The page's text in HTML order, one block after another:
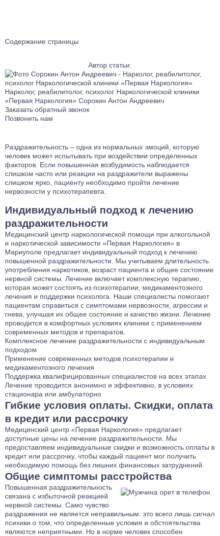
Лечение бессонницы
Лечение лунатизма
Лечение нервных тиков
Лечение аутоагрессии
Лечение анозогнозии
Лечение канцерофобии
Лечение мании величия
Лечение орторексии
Лечение парафилий
Психиатрическая клиника
Содержание страницы
Автор статьи:
Нарколог, реабилитолог, психолог Наркологической клиники
«Первая Наркология» Сорокин Антон Андреевич
Заказать обратный звонок
Позвонить нам
Раздражительность – одна из нормальных эмоций, которую
человек может испытывать при воздействии определенных
факторов. Если повышенная возбудимость наблюдается
слишком часто или реакции на раздражители выражены
слишком ярко, пациенту необходимо пройти лечение
нервозности у психотерапевта.
Индивидуальный подход к лечению
раздражительности
Медицинский центр наркологической помощи при алкогольной
и наркотической зависимости «Первая Наркология» в
Мариуполе предлагает индивидуальный подход к лечению
повышенной раздражительности. Мы учитываем длительность
употребления наркотиков, возраст пациента и общее состояние
нервной системы. Лечение включает комплексную терапию,
которая может состоять из психотерапии, медикаментозного
лечения и поддержки психолога. Наши специалисты помогают
пациентам справиться с симптомами нервозности, агрессии и
гнева, улучшая их общее состояние и качество жизни. Лечение
проводится в комфортных условиях клиники с применением
современных методов и препаратов.
Комплексное лечение раздражительности с индивидуальным
подходом
Применение современных методов психотерапии и
медикаментозного лечения
Поддержка квалифицированных специалистов на всех этапах
Лечение проводится анонимно и эффективно, в условиях
стационара или амбулаторно
Гибкие условия оплаты. Скидки, оплата
в кредит или рассрочку
Медицинский центр «Первая Наркология» предлагает
доступные цены на лечение раздражительности. Мы
предоставляем индивидуальные скидки и возможность оплаты в
кредит или рассрочку, чтобы каждый пациент мог получить
необходимую помощь без лишних финансовых затруднений.
Общие симптомы расстройства
Повышенная раздражительность
связана с избыточной реакцией
нервной системы. Само чувство
раздражения не является неправильным: это всего лишь сигнал
психики о том, что определенные условия и обстоятельства
являются неприятными. Но в норме человек способен